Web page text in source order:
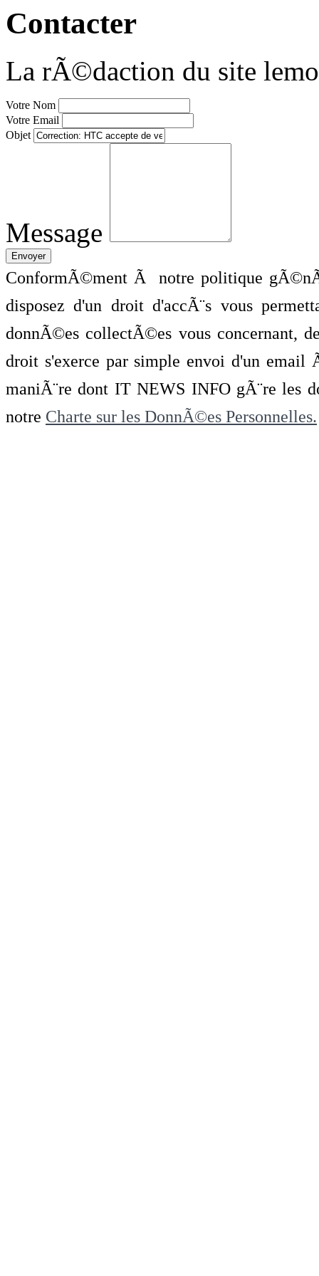
Contacter
La rÃ©daction du site
Votre Nom
Votre Email
Objet
Message
ConformÃ©ment Ã notre politique
disposez d'un droit d'accÃ¨s vous
donnÃ©es collectÃ©es vous concernant,
droit s'exerce par simple envoi d'un
maniÃ¨re dont IT NEWS INFO gÃ¨re les
notre Charte sur les DonnÃ©es Personnelles.